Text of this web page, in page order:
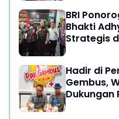
BRI
Bhakti
Strategis
Hadir di
Gembus,
Dukungan